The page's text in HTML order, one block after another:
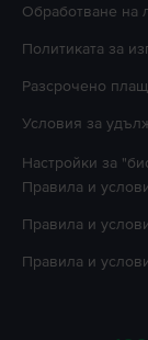
Oбработване на
Политиката за
Разсрочено
Условия за
Настройки за
Правила и
Правила и
Правила и